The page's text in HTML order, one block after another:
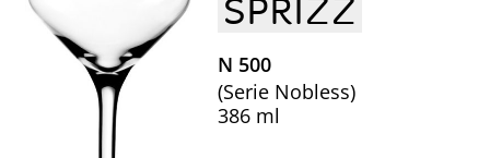
SPRIZZ
N 500
(Serie Nobless)
386 ml